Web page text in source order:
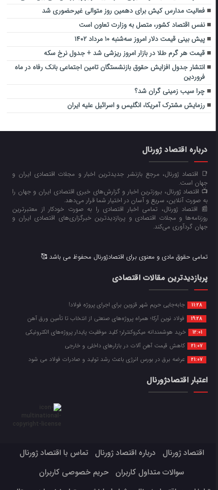
فعالیت مدارس کیش برای دهمین روز متوالی غیرحضوری شد
نفس اقتصاد کشور، متصل به وزارت تعاون است
پیش بینی قیمت دلار امروز سه‌شنبه ۱۰ مرداد ۱۴۰۲
قیمت هر گرم طلا در بازار امروز ریزشی شد + جدول نرخ سکه
انتشار جدول افزایش حقوق بازنشستگان تامین اجتماعی بانک رفاه در ماه
فروردین
چرا سیب زمینی گران شد؟
رزمایش مشترک آمریکا، انگلیس و اسرائیل علیه ایران
درباره اقتصاد ژورنال
📑 اقتصاد ژورنال، مرجع بازنشر جدیدترین اخبار و مجلات اقتصادی ایران و
جهان است.
📺 اقتصاد ژورنال، بروزترین اخبار و گزارش‌های خبری اقتصادی ایران و جهان را
به صورت آنلاین، سریع و آسان در اختیار شما قرار می‌‌دهد.
📰 اقتصاد ژورنال، تمامی اخبار اقتصادی را به صورت خودکار از معتبرترین
روزنامه‌ها و مجلات اقتصادی و پربازدیدترین خبرگزاری‌های اقتصادی ایران و
جهان گردآوری می‌کند.
تمامی حقوق مادی و معنوی برای اقتصادژورنال محفوظ می باشد 🥰
پربازدیدترین مقالات اقتصادی
11:28 جابه‌جایی حریم شهر قزوین برای اجرای پروژه فولاد!
19:28 فولاد نوین آرکا؛ همراه پروژه‌های صنعتی از انتخاب تا تأمین ورق آهن
12:01 خرید هوشمندانه میکروکنترلر؛ کلید موفقیت پایدار پروژه‌های الکترونیکی
21:07 کاهش قیمت آهن آلات در بازارهای داخلی و خارجی
21:07 عرضه برق در بورس انرژی باعث رشد تولید و صادرات فولاد می شود
اعتبار اقتصادژورنال
اقتصاد ژورنال درباره اقتصاد ژورنال
تماس با اقتصاد ژورنال
سوالات متداول کاربران
حریم خصوصی کاربران